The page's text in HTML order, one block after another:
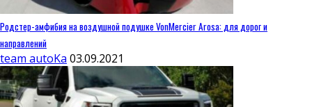
Родстер-амфибия на воздушной подушке VonMercier Arosa: для дорог и
направлений
team autoKa 03.09.2021